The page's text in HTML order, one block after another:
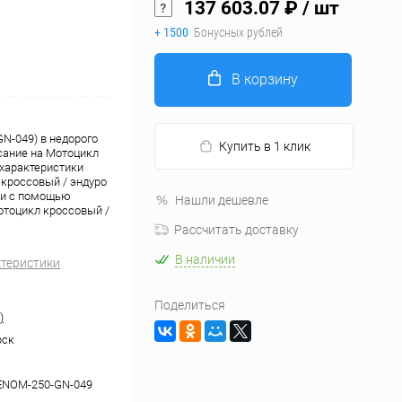
049) в недорого
на Мотоцикл
/ эндуро
с помощью
кроссовый /
250-GN-049
137 603.07 ₽ / шт
+ 1500 Бонусных рублей
В корзину
Купить в 1 клик
Нашли дешевле
Рассчитать доставку
В наличии
Поделиться